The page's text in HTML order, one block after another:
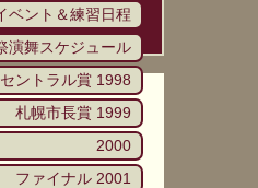
ベント＆練習日程
演舞スケジュール
セントラル賞 1998
札幌市長賞 1999
2000
ファイナル 2001